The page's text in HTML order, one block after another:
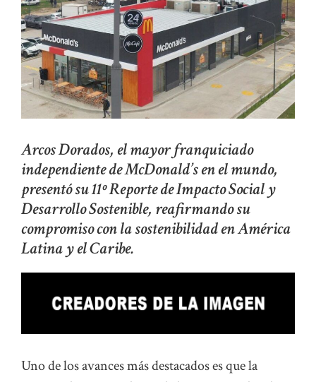
Arcos Dorados, el mayor franquiciado
independiente de McDonald’s en el mundo,
presentó su 11º Reporte de Impacto Social y
Desarrollo Sostenible, reafirmando su
compromiso con la sostenibilidad en América
Latina y el Caribe.
Uno de los avances más destacados es que la